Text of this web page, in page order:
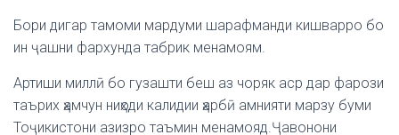
Бори дигар тамоми мардуми шарафманди кишварро бо
ин ҷашни фархунда табрик менамоям.
Артиши миллӣ бо гузашти беш аз чоряк аср дар фарози
таърих ҳамчун ниҳоди калидии ҳарбӣ амнияти марзу буми
Тоҷикистони азизро таъмин менамояд.Ҷавонони